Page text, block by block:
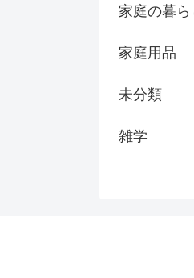
家庭の暮ら
家庭用品
未分類
雑学